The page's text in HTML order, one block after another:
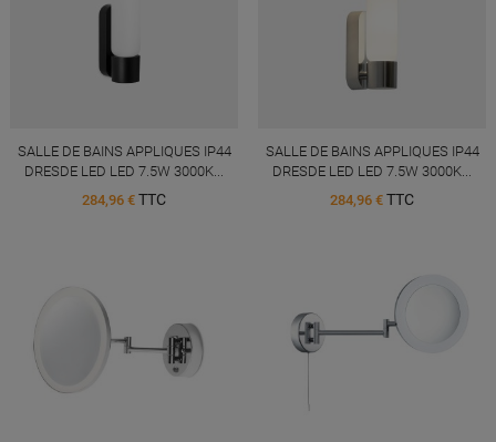
SALLE DE BAINS APPLIQUES IP44
DRESDE LED LED 7.5W 3000K...
284,96 € TTC
SALLE DE BAINS APPLIQUES IP44
DRESDE LED LED 7.5W 3000K...
284,96 € TTC